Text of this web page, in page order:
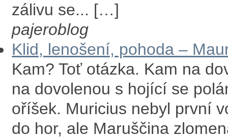
zálivu se... […]
pajeroblog
Klid, lenošení, pohoda –
Kam? Toť otázka. Kam na
na dovolenou s hojící se
oříšek. Muricius nebyl první
do hor, ale Maruščina